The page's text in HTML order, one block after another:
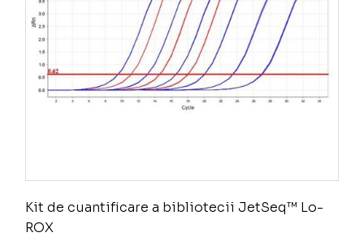
Kit de cuantificare a bibliotecii JetSeq™ Lo-
ROX